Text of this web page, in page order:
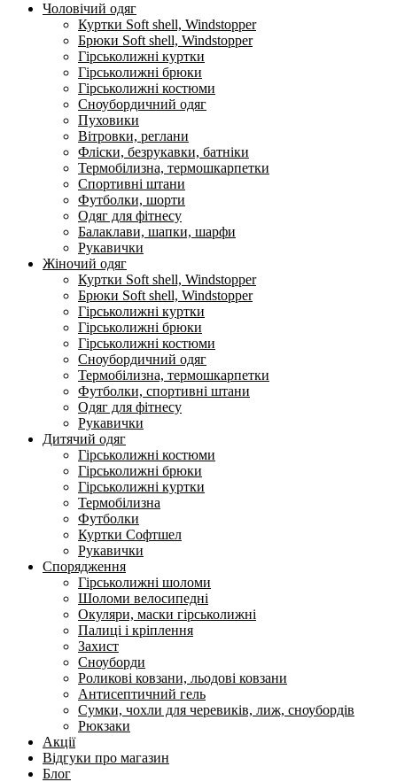
Чоловічий одяг
Куртки Soft shell, Windstopper
Брюки Soft shell, Windstopper
Гірськолижні куртки
Гірськолижні брюки
Гірськолижні костюми
Сноубордичний одяг
Пуховики
Вітровки, реглани
Фліски, безрукавки, батніки
Термобілизна, термошкарпетки
Спортивні штани
Футболки, шорти
Одяг для фітнесу
Балаклави, шапки, шарфи
Рукавички
Жіночий одяг
Куртки Soft shell, Windstopper
Брюки Soft shell, Windstopper
Гірськолижні куртки
Гірськолижні брюки
Гірськолижні костюми
Сноубордичний одяг
Термобілизна, термошкарпетки
Футболки, спортивні штани
Одяг для фітнесу
Рукавички
Дитячий одяг
Гірськолижні костюми
Гірськолижні брюки
Гірськолижні куртки
Термобілизна
Футболки
Куртки Софтшел
Рукавички
Спорядження
Гірськолижні шоломи
Шоломи велосипедні
Окуляри, маски гірськолижні
Палиці і кріплення
Захист
Сноуборди
Роликові ковзани, льодові ковзани
Антисептичний гель
Сумки, чохли для черевиків, лиж, сноубордів
Рюкзаки
Акції
Відгуки про магазин
Блог